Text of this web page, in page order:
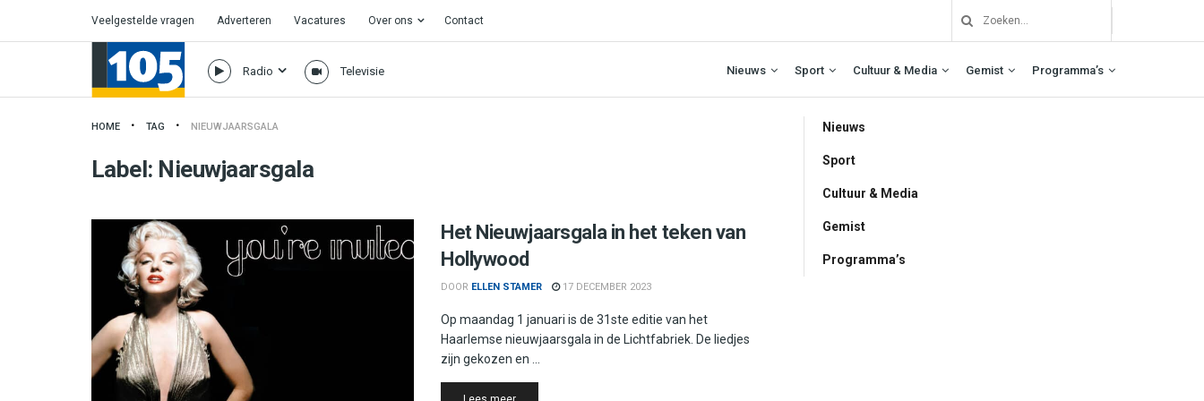
Veelgestelde vragen Adverteren Vacatures Over ons Contact
Radio Televisie Nieuws Sport Cultuur & Media Gemist Programma’s
HOME TAG NIEUWJAARSGALA
Label: Nieuwjaarsgala
Het Nieuwjaarsgala in het teken van
Hollywood
DOOR ELLEN STAMER 17 DECEMBER 2023
Op maandag 1 januari is de 31ste editie van het
Haarlemse nieuwjaarsgala in de Lichtfabriek. De liedjes
zijn gekozen en ...
Details
Nieuws
Sport
Cultuur & Media
Gemist
Programma’s